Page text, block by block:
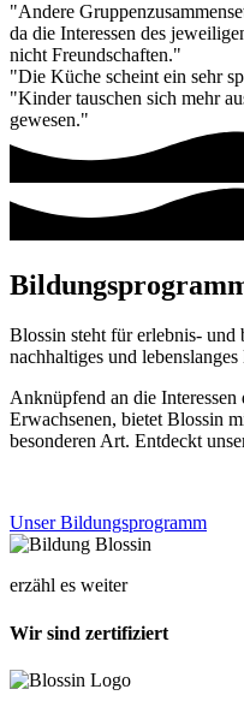
"Andere
da die Interessen des
nicht Freundschaften."
"Die Küche scheint ein sehr
"Kinder tauschen sich mehr
gewesen."
Blossin steht für erlebnis- und
nachhaltiges und lebenslanges
Anknüpfend an die
Erwachsenen, bietet Blossin
besonderen Art. Entdeckt
Unser Bildungsprogramm
erzähl es weiter
Wir sind zertifiziert